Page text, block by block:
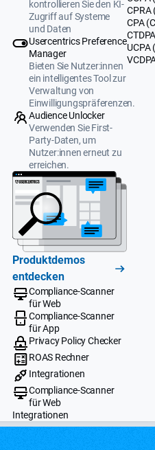
kontrollieren Sie den KI-
Zugriff auf Systeme
und Daten
Usercentrics Preference
Manager
Bieten Sie Nutzer:innen
ein intelligentes Tool zur
Verwaltung von
Einwilligungspräferenzen.
Audience Unlocker
Verwenden Sie First-
Party-Daten, um
Nutzer:innen erneut zu
erreichen.
Produktdemos
entdecken
Compliance-Scanner
für Web
Compliance-Scanner
für App
Privacy Policy Checker
ROAS Rechner
Integrationen
Compliance-Scanner
für Web
Integrationen
CPRA
CPA
UCPA